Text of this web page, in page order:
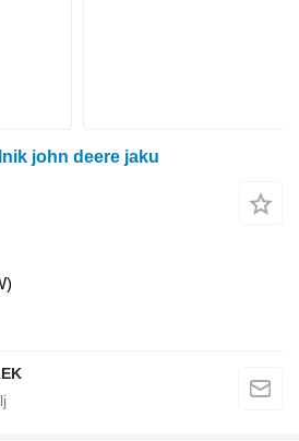
john deere jaku